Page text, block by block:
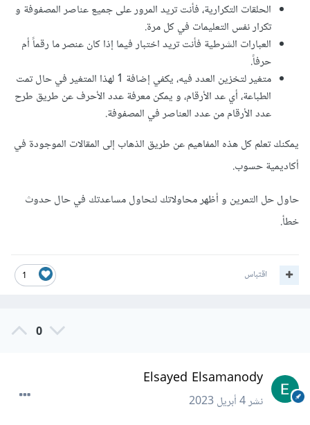
الحلقات التكرارية، فأنت تريد المرور على جميع عناصر المصفوفة و
تكرار نفس التعليمات في كل مرة.
العبارات الشرطية فأنت تريد اختبار فيما إذا كان عنصر ما رقماً أم
حرفاً.
متغير لتخزين العدد فيه، يكفي إضافة 1 لهذا المتغير في حال تمت
الطباعة، أي عد الأرقام، و يمكن معرفة عدد الأحرف عن طريق طرح
عدد الأرقام من عدد العناصر في المصفوفة.
يمكنك تعلم كل هذه المفاهيم عن طريق الذهاب إلى المقالات الموجودة في
أكاديمية حسوب.
حاول حل التمرين و أظهر محاولاتك لنحاول مساعدتك في حال حدوث
خطأ.
1 اقتباس
0
Elsayed Elsamanody
نشر4 أبريل 2023